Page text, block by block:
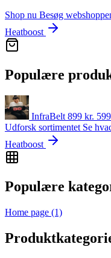
Shop nu Besøg
Heatboost
Populære
InfraBelt 899 kr. 599
Udforsk sortimentet Se
Heatboost
Populære
Home page (1)